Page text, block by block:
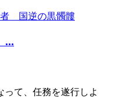
...
って、任務を遂行しよ